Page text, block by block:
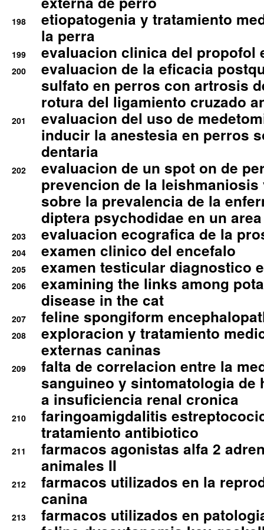
198
etiopatogenia y tratamiento
la perra
199 evaluacion clinica del propofol
200
evaluacion de la eficacia
sulfato en perros con artrosis
rotura del ligamiento cruzado
201
evaluacion del uso de
inducir la anestesia en perros
dentaria
202
evaluacion de un spot on de
prevencion de la
sobre la prevalencia de la
diptera psychodidae en un
203 evaluacion ecografica de la
204 examen clinico del encefalo
205 examen testicular diagnostico
206
examining the links among
disease in the cat
207 feline spongiform
208
exploracion y tratamiento
externas caninas
209
falta de correlacion entre la
sanguineo y sintomatologia de
a insuficiencia renal cronica
210
faringoamigdalitis
tratamiento antibiotico
211
farmacos agonistas alfa 2
animales II
212
farmacos utilizados en la
canina
213 farmacos utilizados en